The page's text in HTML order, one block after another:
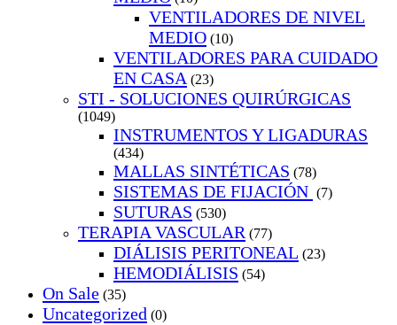
VENTILADORES DE NIVEL
MEDIO (10)
VENTILADORES PARA CUIDADO
EN CASA (23)
STI - SOLUCIONES QUIRÚRGICAS
(1049)
INSTRUMENTOS Y LIGADURAS
(434)
MALLAS SINTÉTICAS (78)
SISTEMAS DE FIJACIÓN (7)
SUTURAS (530)
TERAPIA VASCULAR (77)
DIÁLISIS PERITONEAL (23)
HEMODIÁLISIS (54)
On Sale (35)
Uncategorized (0)